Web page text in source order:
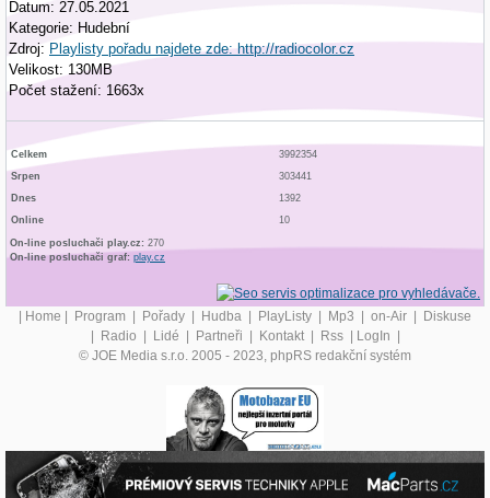
Datum: 27.05.2021
Kategorie: Hudební
Zdroj: Playlisty pořadu najdete zde: http://radiocolor.cz
Velikost: 130MB
Počet stažení: 1663x
Celkem
3992354
Srpen
303441
Dnes
1392
Online
10
On-line posluchači play.cz: 270
On-line posluchači graf: play.cz
| Home | Program | Pořady | Hudba | PlayListy | Mp3 | on-Air | Diskuse
| Radio | Lidé | Partneři | Kontakt | Rss | LogIn |
© JOE Media s.r.o. 2005 - 2023, phpRS redakční systém